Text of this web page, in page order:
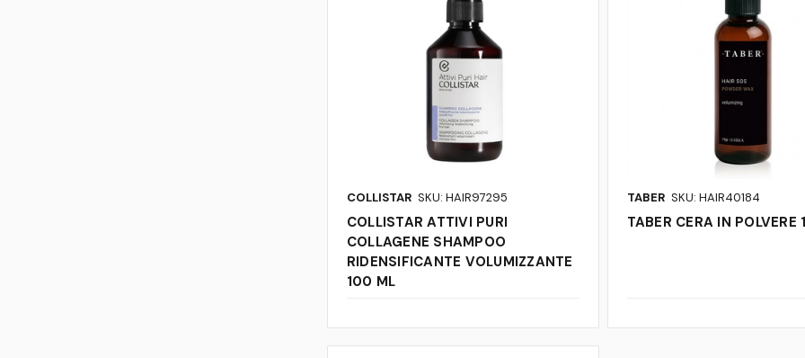
COLLISTAR SKU: HAIR97295
COLLISTAR ATTIVI PURI
COLLAGENE SHAMPOO
RIDENSIFICANTE VOLUMIZZANTE
100 ML
TABER SKU: HAIR40184
TABER CERA IN POLVERE